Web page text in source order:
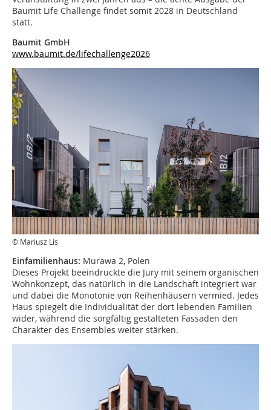
Baumit Life Challenge findet somit 2028 in Deutschland
statt.
Baumit GmbH
www.baumit.de/lifechallenge2026
© Mariusz Lis
Einfamilienhaus: Murawa 2, Polen
Dieses Projekt beeindruckte die Jury mit seinem organischen
Wohnkonzept, das natürlich in die Landschaft integriert war
und dabei die Monotonie von Reihenhäusern vermied. Jedes
Haus spiegelt die Individualität der dort lebenden Familien
wider, während die sorgfältig gestalteten Fassaden den
Charakter des Ensembles weiter stärken.